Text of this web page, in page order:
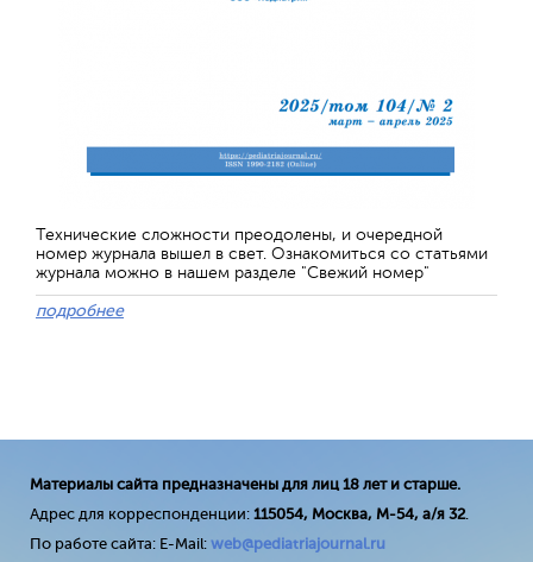
Технические сложности преодолены, и очередной
номер журнала вышел в свет. Ознакомиться со статьями
журнала можно в нашем разделе "Свежий номер"
подробнее
Материалы сайта предназначены для лиц 18 лет и старше.
Адрес для корреспонденции: 115054, Москва, М-54, а/я 32.
По работе сайта: E-Mail: web@pediatriajournal.ru